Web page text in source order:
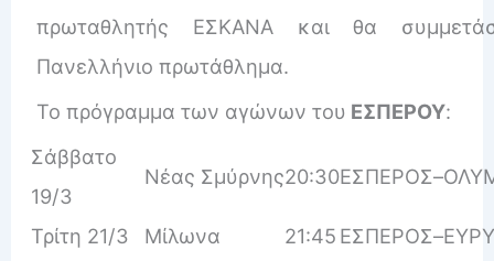
πρωταθλητής ΕΣΚΑΝΑ και θα
Πανελλήνιο πρωτάθλημα.
Το πρόγραμμα των αγώνων του ΕΣΠΕΡΟΥ:
Σάββατο
19/3
Νέας Σμύρνης20:30ΕΣΠΕΡΟΣ–
Τρίτη 21/3 Μίλωνα 21:45 ΕΣΠΕΡΟΣ–